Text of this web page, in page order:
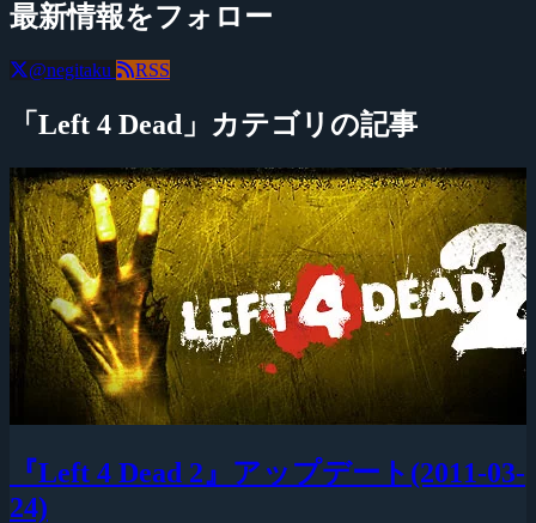
最新情報をフォロー
@negitaku RSS
「Left 4 Dead」カテゴリの記事
『Left 4 Dead 2』アップデート(2011-03-
24)